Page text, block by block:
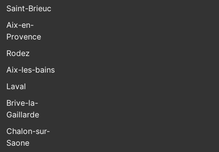
Saint-Brieuc
Aix-en-
Provence
Rodez
Aix-les-bains
Laval
Brive-la-
Gaillarde
Chalon-sur-
Saone